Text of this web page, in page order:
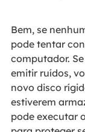
Bem, se
pode tentar
computador.
emitir ruídos,
novo disco
estiverem
pode executar